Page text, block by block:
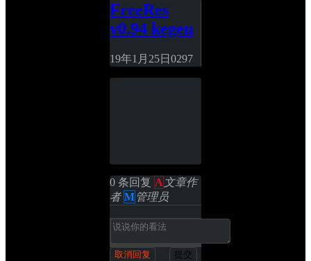
FreeRes
v0.94 kegen
19年1月25日 0297
0 条回复 A 文章作
者 M 管理员
取消回复 提交